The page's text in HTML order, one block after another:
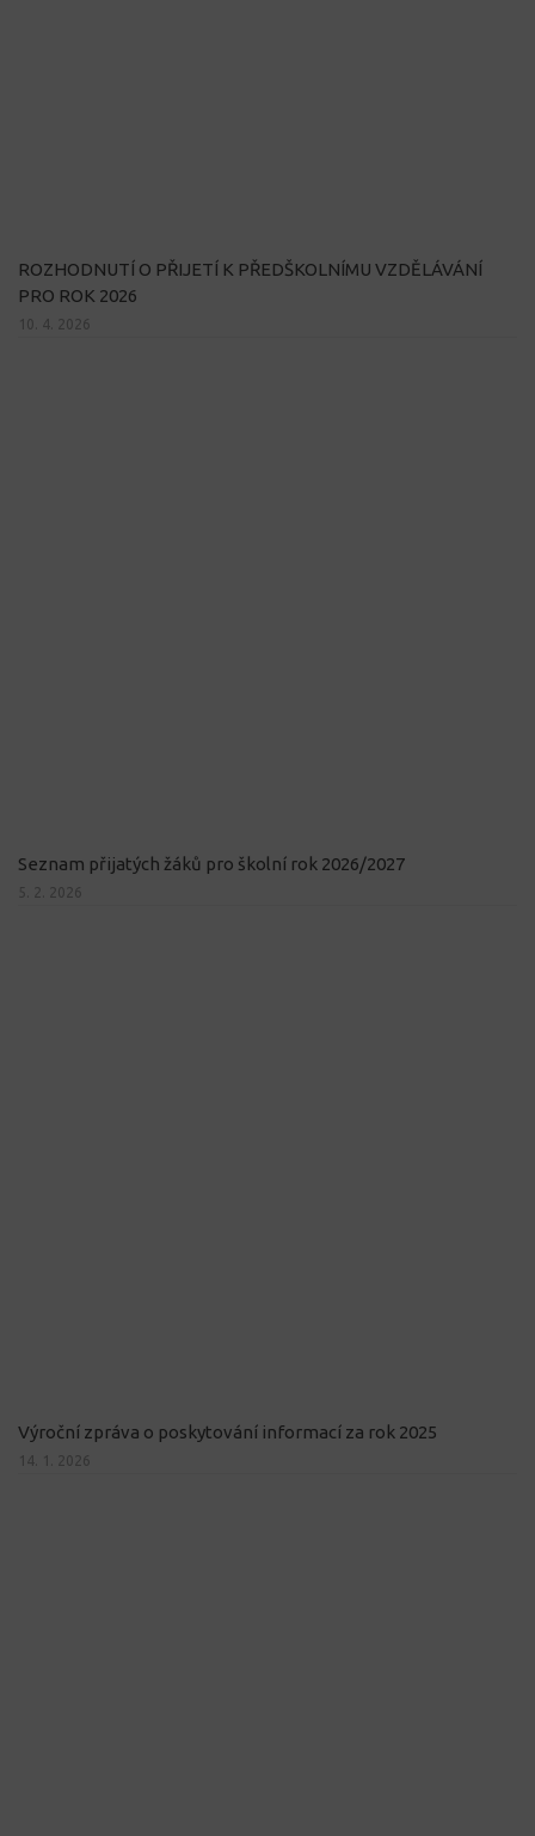
ROZHODNUTÍ O PŘIJETÍ K PŘEDŠKOLNÍMU VZDĚLÁVÁNÍ
PRO ROK 2026
10. 4. 2026
Seznam přijatých žáků pro školní rok 2026/2027
5. 2. 2026
Výroční zpráva o poskytování informací za rok 2025
14. 1. 2026